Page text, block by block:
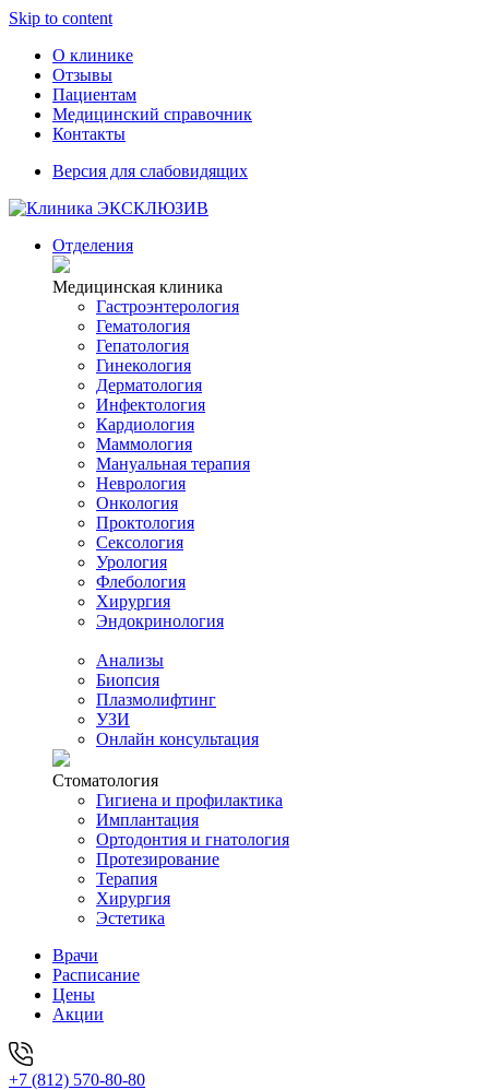
Skip to content
О клинике
Отзывы
Пациентам
Медицинский справочник
Контакты
Версия для слабовидящих
Отделения
Медицинская клиника
Гастроэнтерология
Гематология
Гепатология
Гинекология
Дерматология
Инфектология
Кардиология
Маммология
Мануальная терапия
Неврология
Онкология
Проктология
Сексология
Урология
Флебология
Хирургия
Эндокринология
Анализы
Биопсия
Плазмолифтинг
УЗИ
Онлайн консультация
Стоматология
Гигиена и профилактика
Имплантация
Ортодонтия и гнатология
Протезирование
Терапия
Хирургия
Эстетика
Врачи
Расписание
Цены
Акции
+7 (812) 570-80-80